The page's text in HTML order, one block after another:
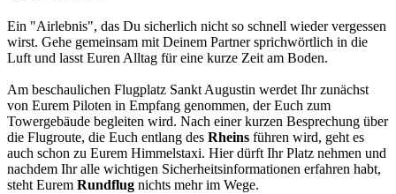
Ein "Airlebnis", das Du sicherlich nicht so schnell wieder vergessen
wirst. Gehe gemeinsam mit Deinem Partner sprichwörtlich in die
Luft und lasst Euren Alltag für eine kurze Zeit am Boden.
Am beschaulichen Flugplatz Sankt Augustin werdet Ihr zunächst
von Eurem Piloten in Empfang genommen, der Euch zum
Towergebäude begleiten wird. Nach einer kurzen Besprechung über
die Flugroute, die Euch entlang des Rheins führen wird, geht es
auch schon zu Eurem Himmelstaxi. Hier dürft Ihr Platz nehmen und
nachdem Ihr alle wichtigen Sicherheitsinformationen erfahren habt,
steht Eurem Rundflug nichts mehr im Wege.